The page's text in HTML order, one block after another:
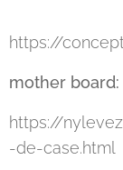
https://
mother
https://
-de-case.html